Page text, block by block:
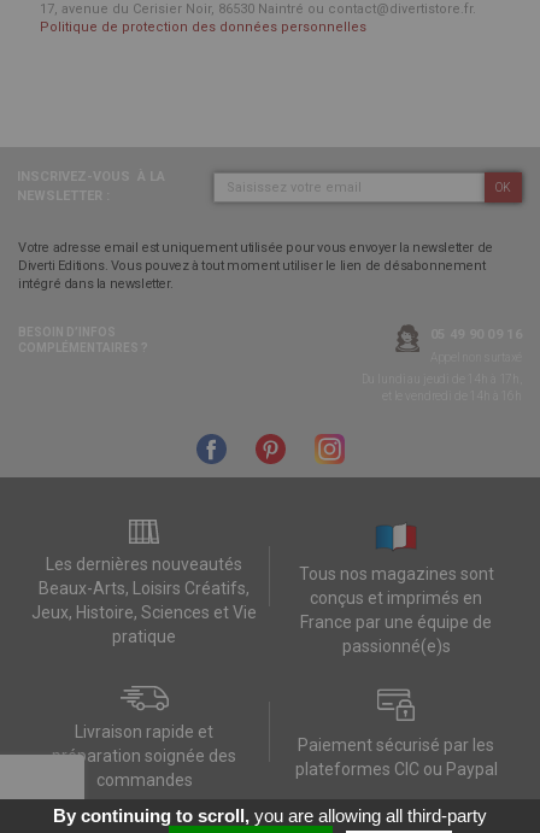
17, avenue du Cerisier Noir, 86530 Naintré ou contact@divertistore.fr.
Politique de protection des données personnelles
OK
Votre adresse email est uniquement utilisée pour vous envoyer la newsletter de
Diverti Editions. Vous pouvez à tout moment utiliser le lien de désabonnement
intégré dans la newsletter.
Les dernières nouveautés
Beaux-Arts, Loisirs Créatifs,
Jeux, Histoire, Sciences et Vie
pratique
Tous nos magazines sont
conçus et imprimés en
France par une équipe de
passionné(e)s
Livraison rapide et
préparation soignée des
commandes
Paiement sécurisé par les
plateformes CIC ou Paypal
Contactez-nous Mes données RGPD FAQ CGV Contact Données personnelles
By continuing to scroll,you are allowing all third-party